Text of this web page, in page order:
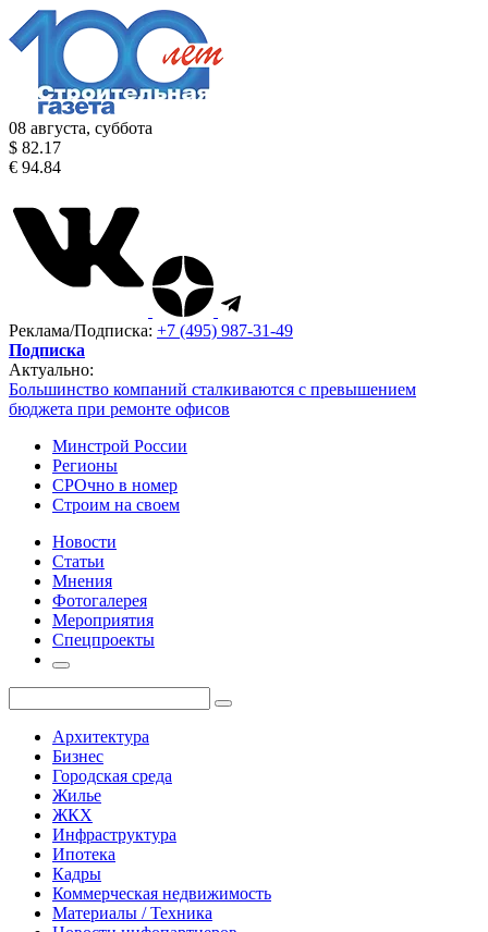
08 августа, суббота
$ 82.17
€ 94.84
Реклама/Подписка: +7 (495) 987-31-49
Подписка
Актуально:
Большинство компаний сталкиваются с превышением
бюджета при ремонте офисов
Минстрой России
Регионы
СРОчно в номер
Строим на своем
Новости
Статьи
Мнения
Фотогалерея
Мероприятия
Спецпроекты
Архитектура
Бизнес
Городская среда
Жилье
ЖКХ
Инфраструктура
Ипотека
Кадры
Коммерческая недвижимость
Материалы / Техника